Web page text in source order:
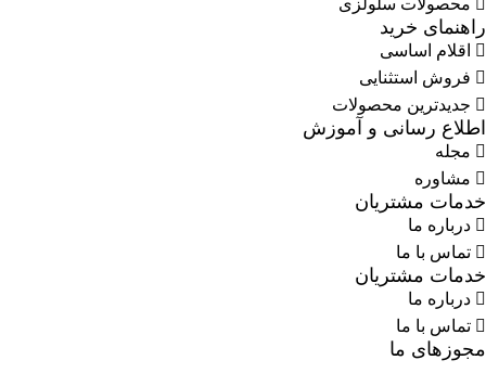
محصولات سلولزی
راهنمای خرید
اقلام اساسی
فروش استثنایی
جدیدترین محصولات
اطلاع رسانی و آموزش
مجله
مشاوره
خدمات مشتریان
درباره ما
تماس با ما
خدمات مشتریان
درباره ما
تماس با ما
مجوزهای ما